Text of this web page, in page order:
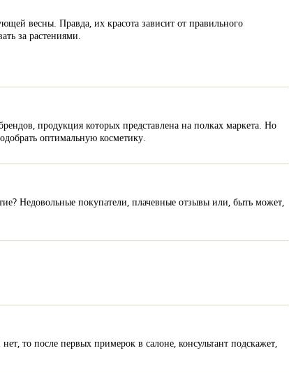
весны. Правда, их красота зависит от правильного
за растениями.
продукция которых представлена на полках маркета. Но
оптимальную косметику.
Недовольные покупатели, плачевные отзывы или, быть может,
то после первых примерок в салоне, консультант подскажет,